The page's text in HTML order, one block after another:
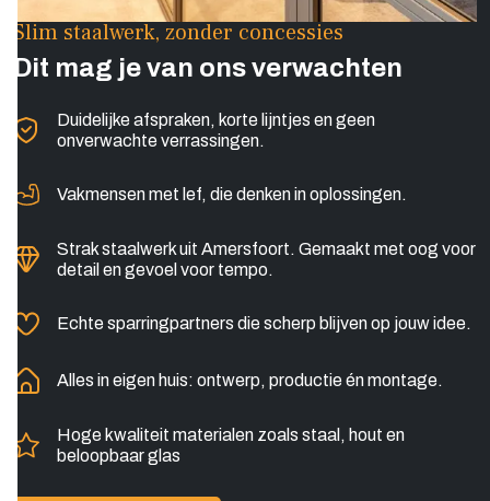
Slim staalwerk, zonder concessies
Dit mag je van ons verwachten
Duidelijke afspraken, korte lijntjes en geen
onverwachte verrassingen.
Vakmensen met lef, die denken in oplossingen.
Strak staalwerk uit Amersfoort. Gemaakt met oog voor
detail en gevoel voor tempo.
Echte sparringpartners die scherp blijven op jouw idee.
Alles in eigen huis: ontwerp, productie én montage.
Hoge kwaliteit materialen zoals staal, hout en
beloopbaar glas